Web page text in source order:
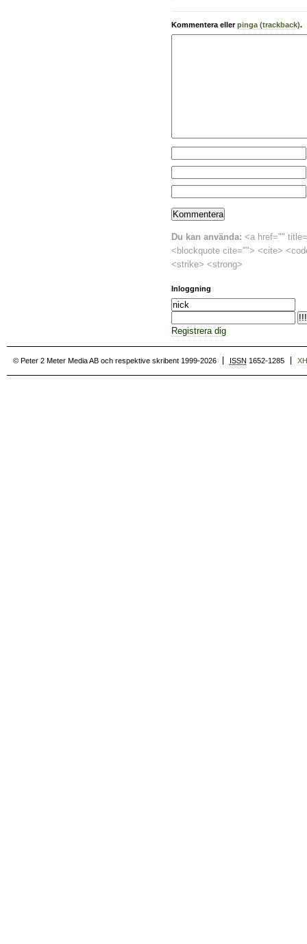
Kommentera ellerpinga (trackback).
Du kan använda: <a href=""
<blockquote cite=""> <cite>
<strike> <strong>
Inloggning
Registrera dig
© Peter 2 Meter Media AB och respektive skribent 1999-2026 ISSN 1652-1285